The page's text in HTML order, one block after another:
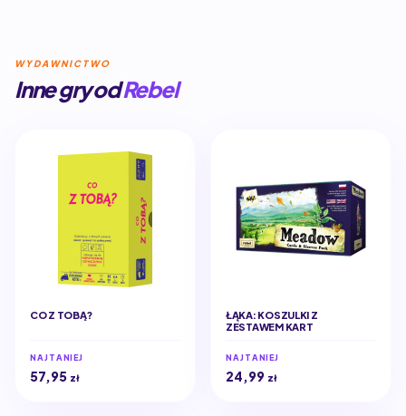
WYDAWNICTWO
Inne gry odRebel
CO Z TOBĄ?
NAJTANIEJ
57,95 zł
ŁĄKA: KOSZULKI Z
ZESTAWEM KART
NAJTANIEJ
24,99 zł